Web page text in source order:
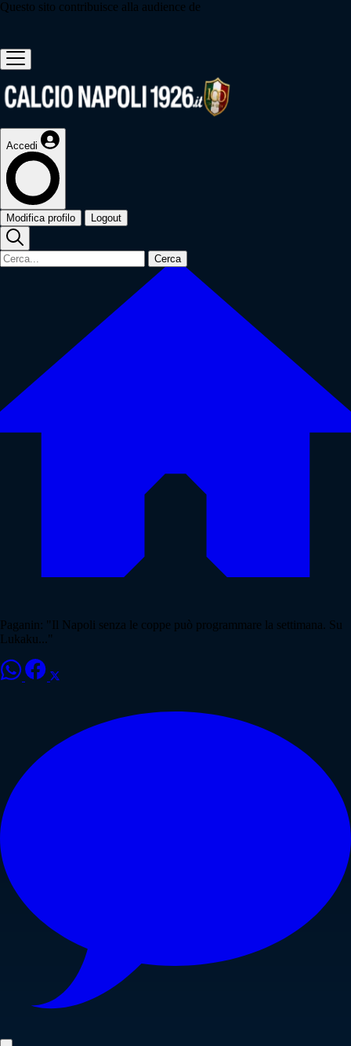
Questo sito contribuisce alla audience de
Accedi
Modifica profilo Logout
Cerca
Paganin: "Il Napoli senza le coppe può programmare la settimana. Su
Lukaku..."